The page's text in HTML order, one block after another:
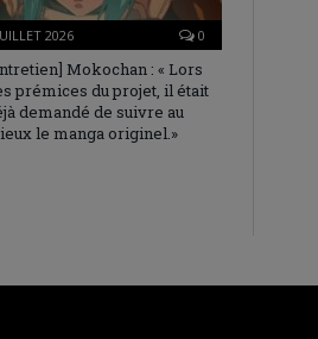
2026 0
Mokochan : « Lors
prémices du projet, il était
demandé de suivre au
le manga originel.»